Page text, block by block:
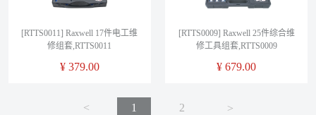
[RTTS0011] Raxwell 17件电工维
修组套,RTTS0011
¥ 379.00
[RTTS0009] Raxwell 25件综合维
修工具组套,RTTS0009
¥679.00
< 1 2 <